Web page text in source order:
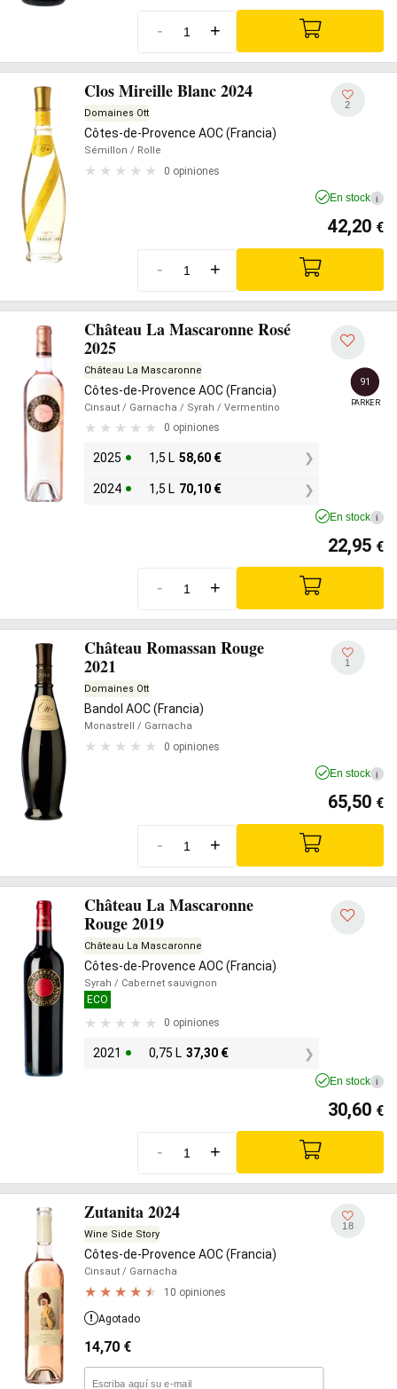
- +
Clos Mireille Blanc 2024
Domaines Ott
Côtes-de-Provence AOC (Francia)
Sémillon / Rolle
0 opiniones
2
En stock i
42,20 €
- +
Château La Mascaronne Rosé
2025
Château La Mascaronne
Côtes-de-Provence AOC (Francia)
Cinsaut / Garnacha / Syrah / Vermentino
0 opiniones
2025 1,5 L 58,60 €
2024 1,5 L 70,10 €
91
PARKER
En stock i
22,95 €
- +
Château Romassan Rouge
2021
Domaines Ott
Bandol AOC (Francia)
Monastrell / Garnacha
0 opiniones
1
En stock i
65,50 €
- +
Château La Mascaronne
Rouge 2019
Château La Mascaronne
Côtes-de-Provence AOC (Francia)
Syrah / Cabernet sauvignon
ECO
0 opiniones
2021 0,75 L 37,30 €
En stock i
30,60 €
- +
Zutanita 2024
Wine Side Story
Côtes-de-Provence AOC (Francia)
Cinsaut / Garnacha
10 opiniones
18
Agotado
14,70 €